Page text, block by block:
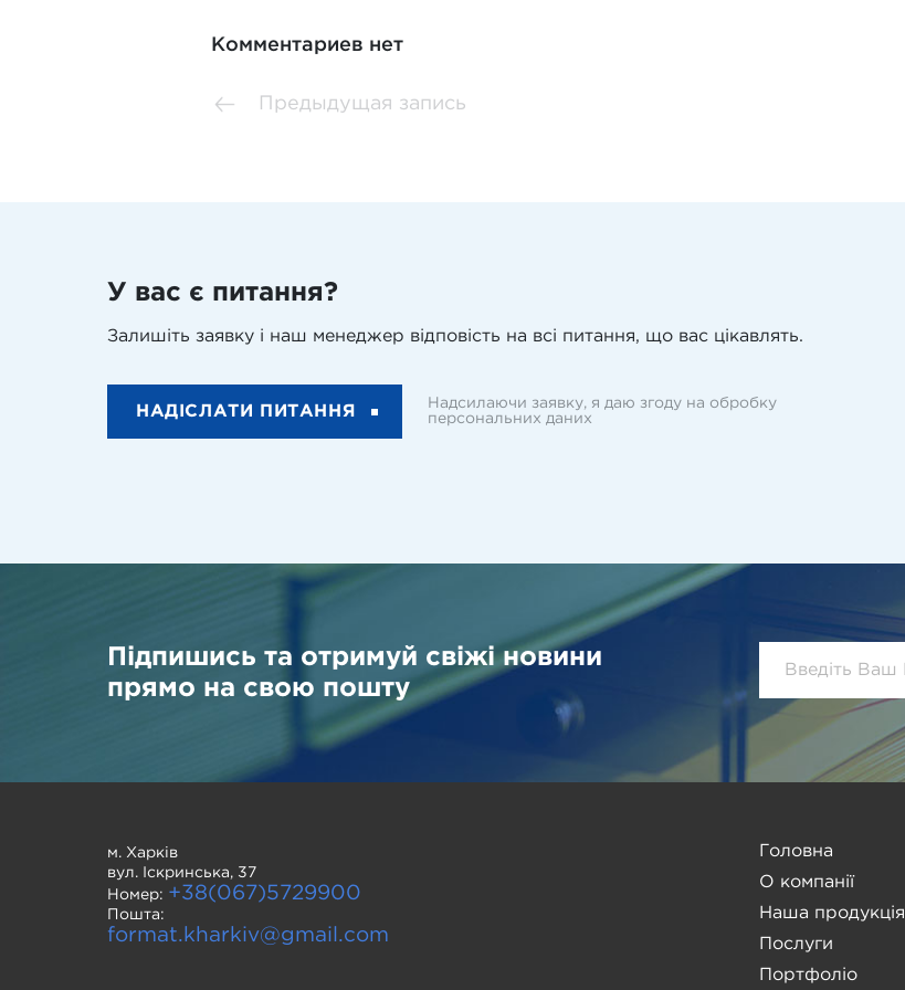
Комментариев нет
Предыдущая запись
У вас є питання?
Залишіть заявку і наш менеджер відповість на всі питання, що вас цікавлять.
НАДІСЛАТИ ПИТАННЯ
Надсилаючи заявку, я даю згоду на обробку
персональних даних
Підпишись та отримуй свіжі новини
прямо на свою пошту
м. Харків
вул. Іскринська, 37
Номер: +38(067)5729900
Пошта:
format.kharkiv@gmail.com
Головна
О компанії
Наша продукція
Послуги
Портфоліо